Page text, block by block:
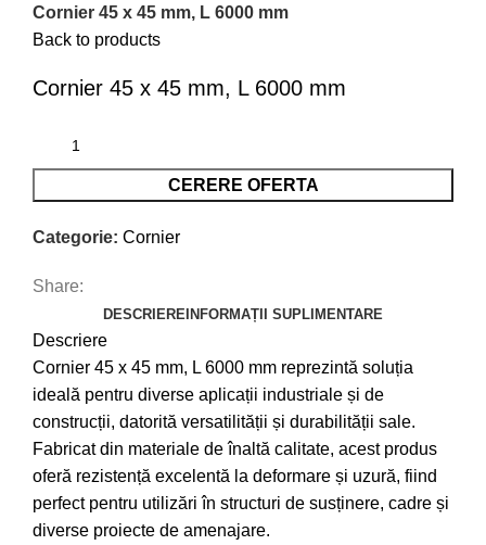
Cornier 45 x 45 mm, L 6000 mm
Back to products
Cornier 45 x 45 mm, L 6000 mm
CERERE OFERTA
Alternative:
Categorie: Cornier
Share:
DESCRIEREINFORMAȚII SUPLIMENTARE
Descriere
Cornier 45 x 45 mm, L 6000 mm reprezintă soluția
ideală pentru diverse aplicații industriale și de
construcții, datorită versatilității și durabilității sale.
Fabricat din materiale de înaltă calitate, acest produs
oferă rezistență excelentă la deformare și uzură, fiind
perfect pentru utilizări în structuri de susținere, cadre și
diverse proiecte de amenajare.